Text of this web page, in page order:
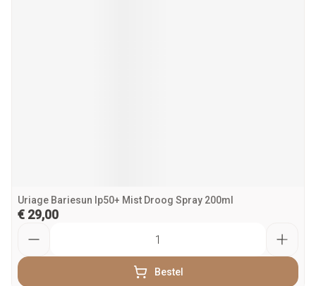
Uriage Bariesun Ip50+ Mist Droog Spray 200ml
€ 29,00
Bestel